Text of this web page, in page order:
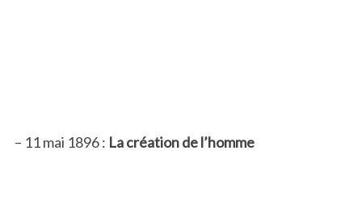
– 11 mai 1896 : La création de l’homme